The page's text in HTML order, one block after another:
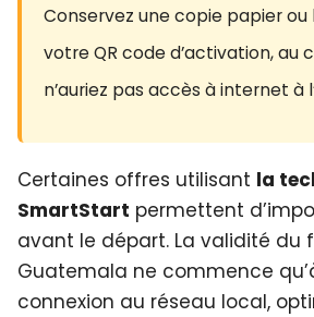
Conservez une copie papier ou
votre QR code d’activation, au
n’auriez pas accès à internet à
Certaines offres utilisant la
SmartStart permettent
avant le départ. La validité du
Guatemala ne commence
connexion au réseau local,